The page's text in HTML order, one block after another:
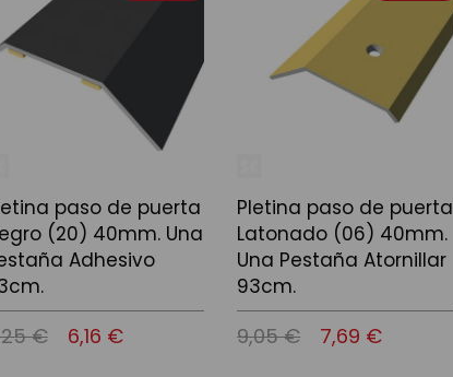
paso de puerta
(20) 40mm. Una
Adhesivo
€ 6,16 €
Pletina paso de puerta
Latonado (06) 40mm.
Una Pestaña Atornillar
93cm.
9,05 € 7,69 €